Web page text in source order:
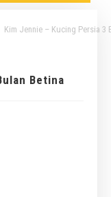
Kim Jennie – Kucing Persia 3
Betina